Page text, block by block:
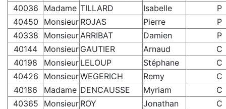
40036
Madame TILLARD Isabelle
P
40450
Monsieur ROJAS Pierre
P
40338
Monsieur ARRIBAT Damien
P
40144
Monsieur GAUTIER Arnaud
C
40198
Monsieur LELOUP Stéphane
C
40426
MonsieurWEGERICH Remy
C
40186
Madame DENCAUSSE Myriam
C
40365
Monsieur ROY Jonathan
C